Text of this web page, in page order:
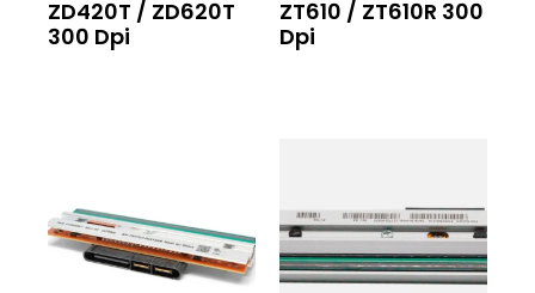
ZD420T / ZD620T
300 Dpi
ZT610 / ZT610R 300
Dpi